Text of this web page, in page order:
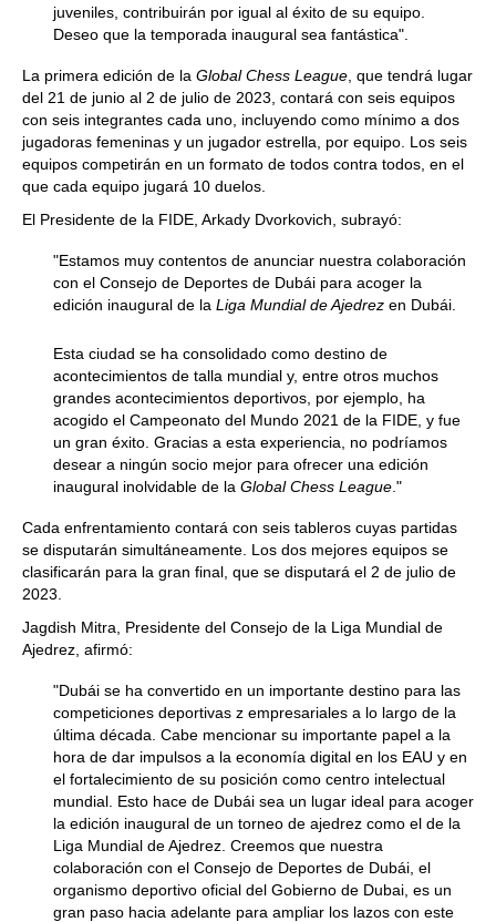
juveniles, contribuirán por igual al éxito de su equipo.
Deseo que la temporada inaugural sea fantástica".
La primera edición de la Global Chess League , que tendrá lugar
del 21 de junio al 2 de julio de 2023, contará con seis equipos
con seis integrantes cada uno, incluyendo como mínimo a dos
jugadoras femeninas y un jugador estrella, por equipo. Los seis
equipos competirán en un formato de todos contra todos, en el
que cada equipo jugará 10 duelos.
El Presidente de la FIDE, Arkady Dvorkovich, subrayó:
"Estamos muy contentos de anunciar nuestra colaboración
con el Consejo de Deportes de Dubái para acoger la
edición inaugural de la Liga Mundial de Ajedrez en Dubái.
Esta ciudad se ha consolidado como destino de
acontecimientos de talla mundial y, entre otros muchos
grandes acontecimientos deportivos, por ejemplo, ha
acogido el Campeonato del Mundo 2021 de la FIDE, y fue
un gran éxito. Gracias a esta experiencia, no podríamos
desear a ningún socio mejor para ofrecer una edición
inaugural inolvidable de la Global Chess League ."
Cada enfrentamiento contará con seis tableros cuyas partidas
se disputarán simultáneamente. Los dos mejores equipos se
clasificarán para la gran final, que se disputará el 2 de julio de
2023.
Jagdish Mitra, Presidente del Consejo de la Liga Mundial de
Ajedrez, afirmó:
"Dubái se ha convertido en un importante destino para las
competiciones deportivas z empresariales a lo largo de la
última década. Cabe mencionar su importante papel a la
hora de dar impulsos a la economía digital en los EAU y en
el fortalecimiento de su posición como centro intelectual
mundial. Esto hace de Dubái sea un lugar ideal para acoger
la edición inaugural de un torneo de ajedrez como el de la
Liga Mundial de Ajedrez. Creemos que nuestra
colaboración con el Consejo de Deportes de Dubái, el
organismo deportivo oficial del Gobierno de Dubai, es un
gran paso hacia adelante para ampliar los lazos con este